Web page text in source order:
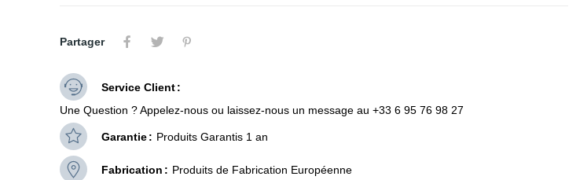
Partager
Service Client
Une Question ? Appelez-nous ou laissez-nous un message au +33 6 95 76 98 27
Garantie Produits Garantis 1 an
Fabrication Produits de Fabrication Européenne